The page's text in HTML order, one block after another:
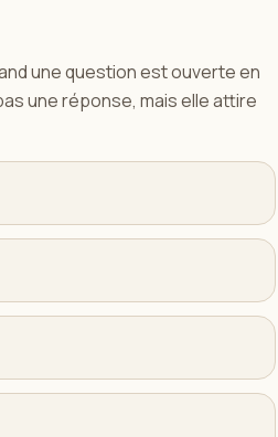
une question est ouverte en
une réponse, mais elle attire